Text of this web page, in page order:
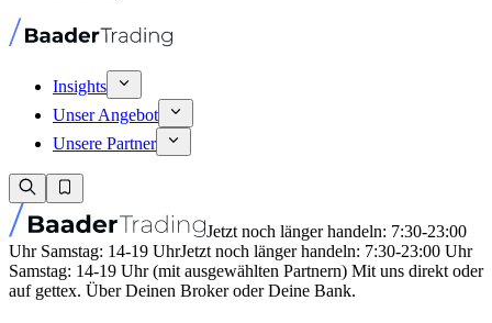
Insights
Unser Angebot
Unsere Partner
Jetzt noch länger handeln: 7:30-23:00
Uhr Samstag: 14-19 UhrJetzt noch länger handeln: 7:30-23:00 Uhr
Samstag: 14-19 Uhr (mit ausgewählten Partnern) Mit uns direkt oder
auf gettex. Über Deinen Broker oder Deine Bank.